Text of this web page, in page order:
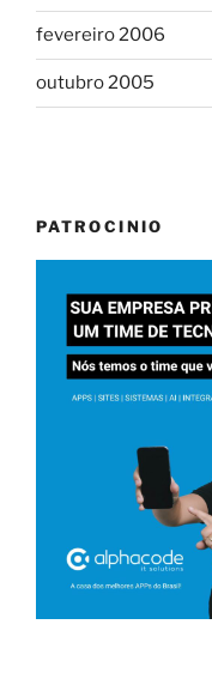
fevereiro 2006
outubro 2005
PATROCINIO